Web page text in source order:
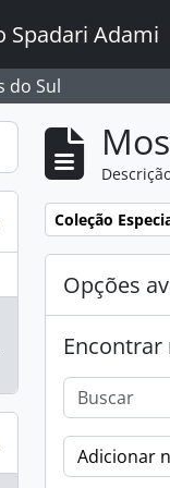
Spadari Adami
do Sul
Remover filtro:
Coleção
Opções
Adicionar